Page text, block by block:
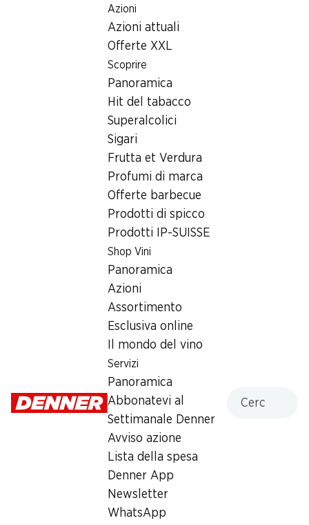
Azioni
Azioni attuali
Offerte XXL
Scoprire
Panoramica
Hit del tabacco
Superalcolici
Sigari
Frutta et Verdura
Profumi di marca
Offerte barbecue
Prodotti di spicco
Prodotti IP-SUISSE
Shop Vini
Panoramica
Azioni
Assortimento
Esclusiva online
Il mondo del vino
Servizi
Panoramica
Abbonatevi al
Settimanale Denner
Avviso azione
Lista della spesa
Denner App
Newsletter
WhatsApp
Ricerca di filiale
Filiale Denner Hammerstrasse 129, 4057 Basel
4057 Basel
Hammerstrasse 129, 4057 Basel
Orari di apertura
08:00 - 19:00
Prelievo di contanti con Post-Card / M-Card